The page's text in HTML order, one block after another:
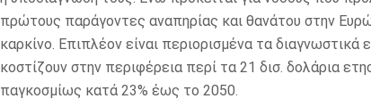
πρώτους παράγοντες αναπηρίας και θανάτου στην
καρκίνο. Επιπλέον είναι περιορισμένα τα
κοστίζουν στην περιφέρεια περί τα 21 δισ. δολάρια
παγκοσμίως κατά 23% έως το 2050.